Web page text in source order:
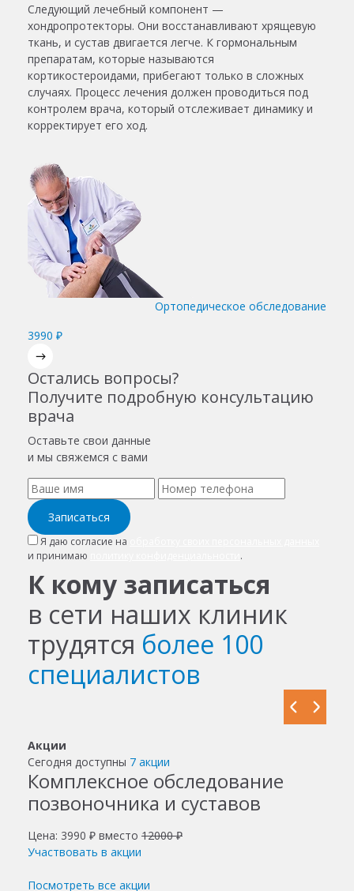
Следующий лечебный компонент —
хондропротекторы. Они восстанавливают хрящевую
ткань, и сустав двигается легче. К гормональным
препаратам, которые называются
кортикостероидами, прибегают только в сложных
случаях. Процесс лечения должен проводиться под
контролем врача, который отслеживает динамику и
корректирует его ход.
Ортопедическое обследование
3990 ₽
Остались вопросы?
Получите подробную консультацию
врача
Оставьте свои данные
и мы свяжемся с вами
Записаться
Я даю согласие на
и принимаю
.
К кому записаться
в сети наших клиник
трудятся более 100
специалистов
Акции
Сегодня доступны 7 акции
Комплексное обследование
позвоночника и суставов
Цена: 3990 ₽ вместо 12000 ₽
Участвовать в акции
Посмотреть все акции